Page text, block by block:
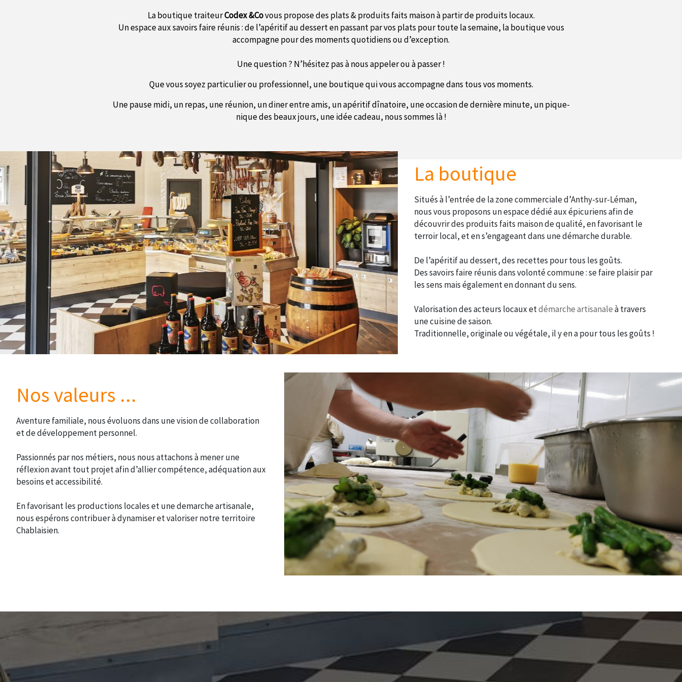
La boutique traiteurCodex &Covous propose des plats & produits faits maison à partir de produits locaux.
Un espace aux savoirs faire réunis : de l’apéritif au dessert en passant par vos plats pour toute la semaine, la boutique vous
accompagne pour des moments quotidiens ou d’exception.
Une question ? N’hésitez pas à nous appeler ou à passer !
Que vous soyez particulier ou professionnel, une boutique qui vous accompagne dans tous vos moments.
Une pause midi, un repas, une réunion, un diner entre amis, un apéritif dînatoire, une occasion de dernière minute, un pique-
nique des beaux jours, une idée cadeau, nous sommes là !
La boutique
Situés à l’entrée de la zone commerciale d’Anthy-sur-Léman,
nous vous proposons un espace dédié aux épicuriens afin de
découvrir des produits faits maison de qualité, en favorisant le
terroir local, et en s’engageant dans une démarche durable.
De l’apéritif au dessert, des recettes pour tous les goûts.
Des savoirs faire réunis dans volonté commune : se faire plaisir par
les sens mais également en donnant du sens.
Valorisation des acteurs locaux etdémarche artisanaleà travers
une cuisine de saison.
Traditionnelle, originale ou végétale, il y en a pour tous les goûts !
Nos valeurs ...
Aventure familiale, nous évoluons dans une vision de collaboration
et de développement personnel.
Passionnés par nos métiers, nous nous attachons à mener une
réflexion avant tout projet afin d’allier compétence, adéquation aux
besoins et accessibilité.
En favorisant les productions locales et une demarche artisanale,
nous espérons contribuer à dynamiser et valoriser notre territoire
Chablaisien.